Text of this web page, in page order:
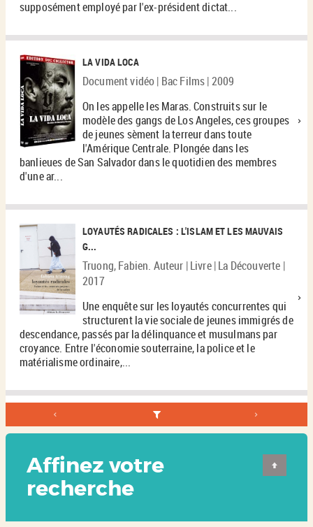
supposément employé par l'ex-président dictat...
LA VIDA LOCA
Document vidéo | Bac Films | 2009
On les appelle les Maras. Construits sur le
modèle des gangs de Los Angeles, ces groupes
de jeunes sèment la terreur dans toute
l'Amérique Centrale. Plongée dans les
banlieues de San Salvador dans le quotidien des membres
d'une ar...
LOYAUTÉS RADICALES : L'ISLAM ET LES MAUVAIS
G...
Truong, Fabien. Auteur | Livre | La Découverte |
2017
Une enquête sur les loyautés concurrentes qui
structurent la vie sociale de jeunes immigrés de
descendance, passés par la délinquance et musulmans par
croyance. Entre l'économie souterraine, la police et le
matérialisme ordinaire,...
Affinez votre
recherche